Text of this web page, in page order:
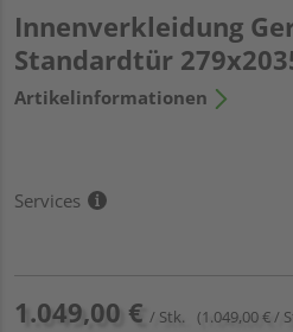
Innenverkleidung
Standardtür
Artikelinformationen
Services
1.049,00 € / Stk. (1.049,00 € /